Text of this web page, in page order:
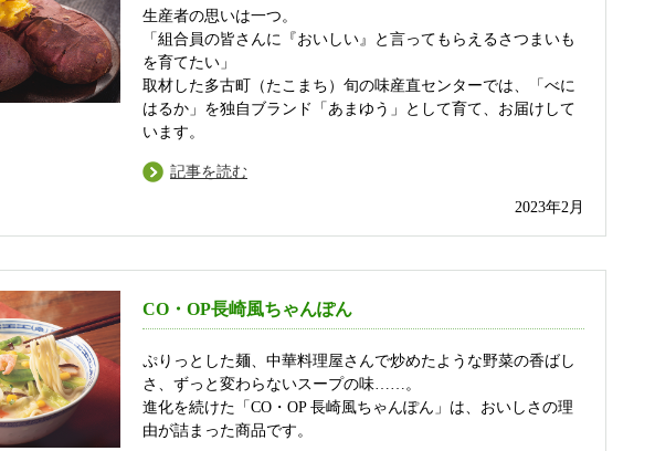
生産者の思いは一つ。
「組合員の皆さんに『おいしい』と言ってもらえるさつまいも
を育てたい」
取材した多古町（たこまち）旬の味産直センターでは、「べに
はるか」を独自ブランド「あまゆう」として育て、お届けして
います。
記事を読む
2023年2月
CO・OP長崎風ちゃんぽん
ぷりっとした麺、中華料理屋さんで炒めたような野菜の香ばし
さ、ずっと変わらないスープの味……。
進化を続けた「CO・OP 長崎風ちゃんぽん」は、おいしさの理
由が詰まった商品です。